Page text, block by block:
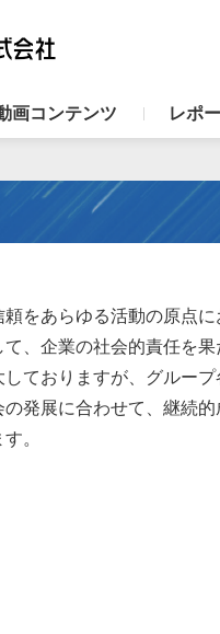
画コンテンツ レポ
をあらゆる活動の原点
、企業の社会的責任を
ておりますが、グルー
発展に合わせて、継続
。